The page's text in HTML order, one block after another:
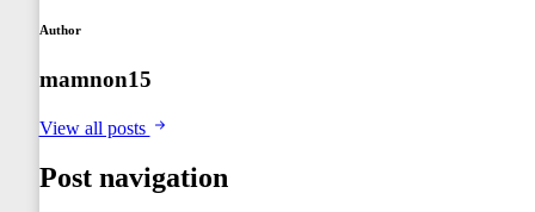
Author
mamnon15
View all posts
Post navigation